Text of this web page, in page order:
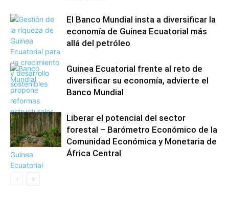
El Banco Mundial insta a diversificar la
economía de Guinea Ecuatorial más
allá del petróleo
Guinea Ecuatorial frente al reto de
diversificar su economía, advierte el
Banco Mundial
Liberar el potencial del sector
forestal – Barómetro Económico de la
Comunidad Económica y Monetaria de
África Central